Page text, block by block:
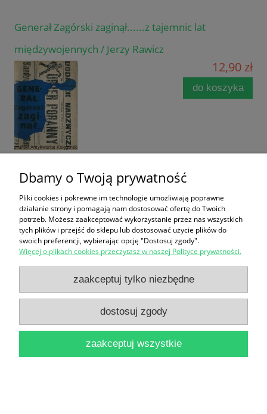
Generał Zagórski zaginął......z tajemnic lat
międzywojennych / Jerzy Rawicz
12,90 zł
do koszyka
Historia Polski 1914-1939 / Henryk Zieliński
18,90 zł
do koszyka
Jan Stanisław Łoś wobec kwestii ukraińskiej (1918-
Dbamy o Twoją prywatność
Pliki cookies i pokrewne im technologie umożliwiają poprawne
działanie strony i pomagają nam dostosować ofertę do Twoich
potrzeb. Możesz zaakceptować wykorzystanie przez nas wszystkich
tych plików i przejść do sklepu lub dostosować użycie plików do
swoich preferencji, wybierając opcję "Dostosuj zgody".
Więcej o plikach cookies przeczytasz w naszej Polityce prywatności.
zaakceptuj tylko niezbędne
dostosuj zgody
zaakceptuj wszystkie